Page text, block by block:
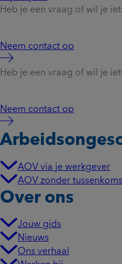
Heb je een vraag of wil je
Neem contact op
Heb je een vraag of wil je
Neem contact op
AOV via je werkgever
AOV zonder
Over ons
Jouw gids
Nieuws
Ons verhaal